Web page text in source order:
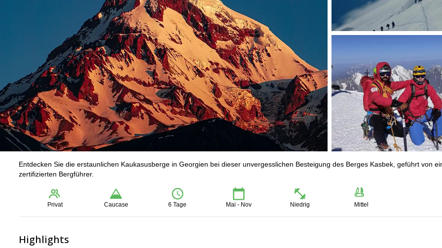
Entdecken Sie die erstaunlichen Kaukasusberge in Georgien bei dieser unvergesslichen Besteigung des Berges Kasbek, geführt von
zertifizierten Bergführer.
Privat Caucase 6 Tage Mai - Nov Niedrig Mittel
Highlights